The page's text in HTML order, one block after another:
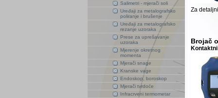
Salimetri - mjerači soli
Uređaji za metalografsko
poliranje i brušenje
Uređaji za metalografsko
rezanje uzoraka
Prese za uprešavanje
uzoraka
Mjerenje okretnog
momenta
Mjerači snage
Kranske vage
Endoskop, boroskop
Mjerači tvrdoće
Infracrveni termometar
Za
Brojač